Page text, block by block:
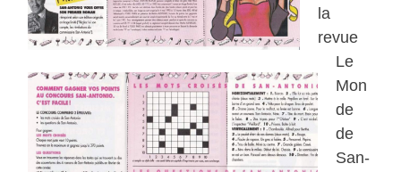
la
revue
Le
Mon
de
de
San-